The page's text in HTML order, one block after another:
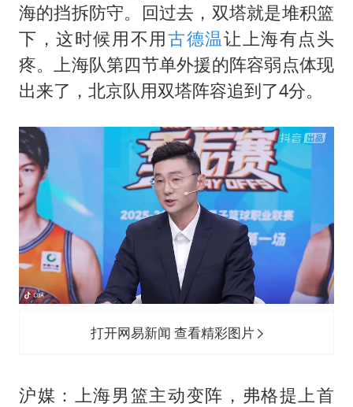
海的挡拆防守。回过去，双塔就是堆积篮
下，这时候用不用古德温让上海有点头
疼。上海队第四节单外援的阵容弱点体现
出来了，北京队用双塔阵容追到了4分。
打开网易新闻 查看精彩图片
沪媒：上海男篮主动变阵，弗格提上首